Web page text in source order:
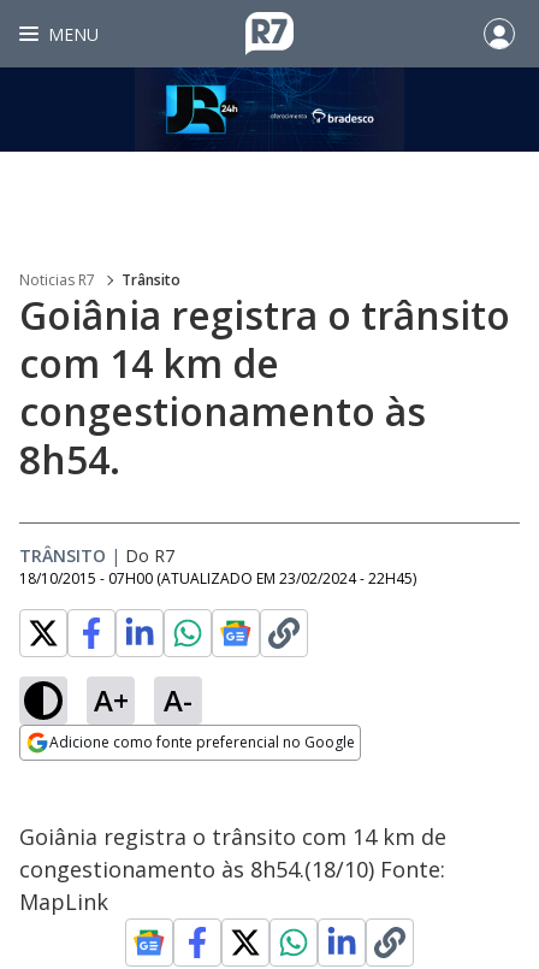
MENU
Noticias R7 Trânsito
Goiânia registra o trânsito
com 14 km de
congestionamento às
8h54.
TRÂNSITO | Do R7
18/10/2015 - 07H00 (ATUALIZADO EM 23/02/2024 - 22H45)
A+ A-
Adicione como fonte preferencial no Google
Goiânia registra o trânsito com 14 km de
congestionamento às 8h54.(18/10) Fonte:
MapLink